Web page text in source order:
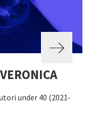
under 40 (2021-